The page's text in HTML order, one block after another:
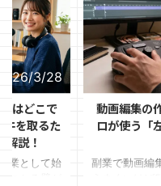
3/28
はどこで
を取るた
解説！
業として始
動画編集の
ロが使う「
副業で動画編